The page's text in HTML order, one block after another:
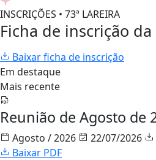
INSCRIÇÕES • 73ª LAREIRA
Ficha de inscrição da
Baixar ficha de inscrição
Em destaque
Mais recente
Reunião de Agosto de
Agosto / 2026 22/07/2026
Baixar PDF